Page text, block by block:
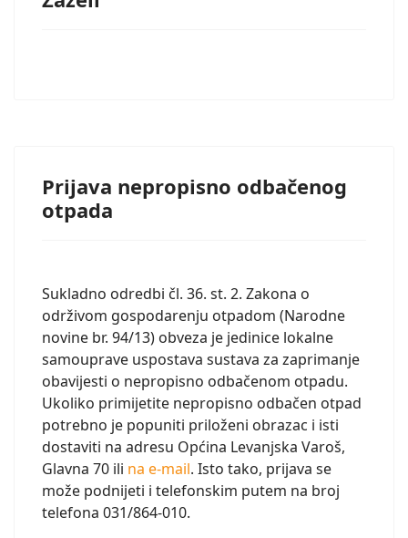
Prijava nepropisno odbačenog
otpada
Sukladno odredbi čl. 36. st. 2. Zakona o
održivom gospodarenju otpadom (Narodne
novine br. 94/13) obveza je jedinice lokalne
samouprave uspostava sustava za zaprimanje
obavijesti o nepropisno odbačenom otpadu.
Ukoliko primijetite nepropisno odbačen otpad
potrebno je popuniti priloženi obrazac i isti
dostaviti na adresu Općina Levanjska Varoš,
Glavna 70 ili na e-mail. Isto tako, prijava se
može podnijeti i telefonskim putem na broj
telefona 031/864-010.